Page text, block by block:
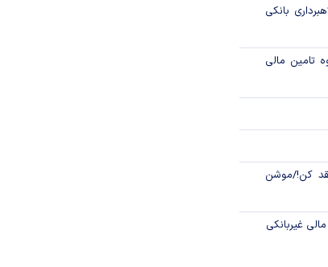
بانکی
تامین مالی
کن!/موشن
غیربانکی